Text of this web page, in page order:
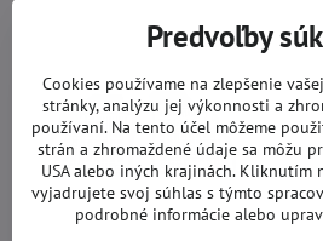
Predvoľby
Cookies používame na zlepšenie
stránky, analýzu jej výkonnosti a
používaní. Na tento účel môžeme
strán a zhromaždené údaje sa môžu
USA alebo iných krajinách. Kliknutím
vyjadrujete svoj súhlas s týmto
podrobné informácie alebo